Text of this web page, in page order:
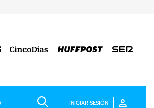
INICIAR SESIÓN